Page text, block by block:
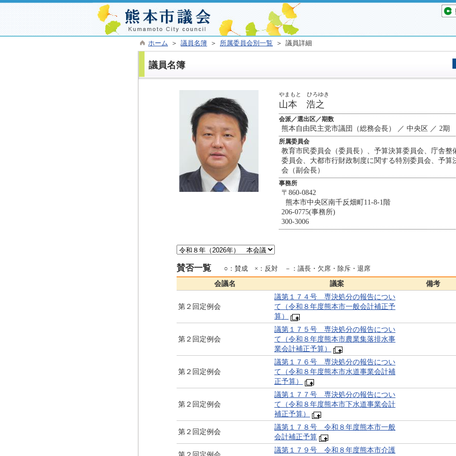
ホーム ＞ 議員名簿 ＞ 所属委員会別一覧 ＞ 議員詳細
議員名簿
やまもと ひろゆき
山本 浩之
会派／選出区／期数
熊本自由民主党市議団（総務会長） ／ 中央区 ／ 2期
所属委員会
教育市民委員会（委員長）、予算決算委員会、庁舎整
委員会、大都市行財政制度に関する特別委員会、予算
会（副会長）
事務所
〒860-0842
熊本市中央区南千反畑町11-8-1階
206-0775(事務所)
300-3006
賛否一覧 ○：賛成 ×：反対 －：議長・欠席・除斥・退席
会議名 議案 備考
第２回定例会
議第１７４号 専決処分の報告につい
て（令和８年度熊本市一般会計補正予
算）
第２回定例会
議第１７５号 専決処分の報告につい
て（令和８年度熊本市農業集落排水事
業会計補正予算）
第２回定例会
議第１７６号 専決処分の報告につい
て（令和８年度熊本市水道事業会計補
正予算）
第２回定例会
議第１７７号 専決処分の報告につい
て（令和８年度熊本市下水道事業会計
補正予算）
第２回定例会
議第１７８号 令和８年度熊本市一般
会計補正予算
議第１７９号 令和８年度熊本市介護